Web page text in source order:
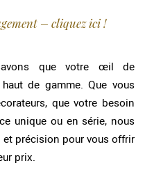
– cliquez ici !
que votre œil de
de gamme. Que vous
que votre besoin
unique ou en série, nous
précision pour vous offrir
prix.